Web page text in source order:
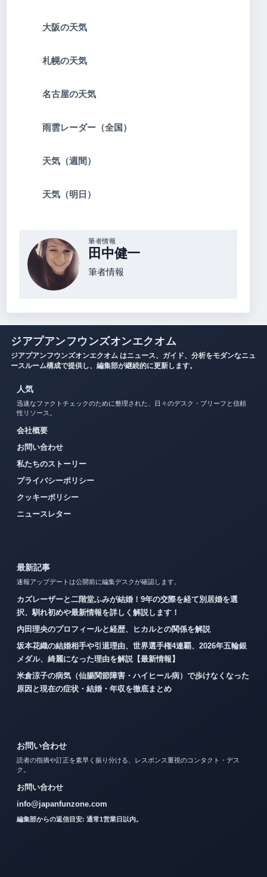
大阪の天気
札幌の天気
名古屋の天気
雨雲レーダー（全国）
天気（週間）
天気（明日）
筆者情報
田中健一
筆者情報
ジアプアンフウンズオンエクオム
ジアプアンフウンズオンエクオム はニュース、ガイド、分析をモダンなニュ
ースルーム構成で提供し、編集部が継続的に更新します。
人気
迅速なファクトチェックのために整理された、日々のデスク・ブリーフと信頼
性リソース。
会社概要
お問い合わせ
私たちのストーリー
プライバシーポリシー
クッキーポリシー
ニュースレター
最新記事
速報アップデートは公開前に編集デスクが確認します。
カズレーザーと二階堂ふみが結婚！9年の交際を経て別居婚を選
択、馴れ初めや最新情報を詳しく解説します！
内田理央のプロフィールと経歴、ヒカルとの関係を解説
坂本花織の結婚相手や引退理由、世界選手権4連覇、2026年五輪銀
メダル、綺麗になった理由を解説【最新情報】
米倉涼子の病気（仙腸関節障害・ハイヒール病）で歩けなくなった
原因と現在の症状・結婚・年収を徹底まとめ
お問い合わせ
読者の指摘や訂正を素早く振り分ける、レスポンス重視のコンタクト・デス
ク。
お問い合わせ
info@japanfunzone.com
編集部からの返信目安: 通常1営業日以内。